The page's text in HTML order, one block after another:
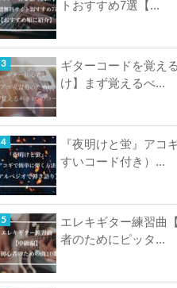
トおすすめ7選【...
ギターコードを覚え
け】まず覚えるべ...
『夜明けと蛍』アコ
すいコード付き）...
エレキギター練習曲
者のためにピッタ...